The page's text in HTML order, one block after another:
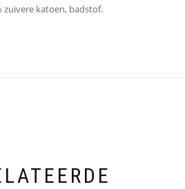
zuivere katoen, badstof.